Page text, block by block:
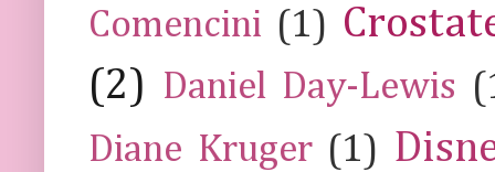
Comencini (1)
(2) Daniel Day-Lewis
Diane Kruger (1)